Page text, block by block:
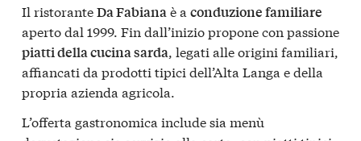
Il ristoranteDa Fabianaè a conduzione familiare
aperto dal 1999. Fin dall’inizio propone con passione
piatti della cucina sarda, legati alle origini familiari,
affiancati da prodotti tipici dell’Alta Langa e della
propria azienda agricola.
L’offerta gastronomica include sia menù